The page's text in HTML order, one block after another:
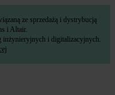
ze sprzedażą i dystrybucją
i Altair.
inżynieryjnych i digitalizacyjnych.